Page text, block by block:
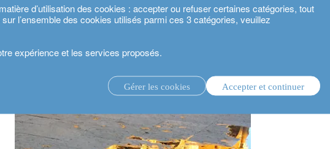
d’utilisation des cookies : accepter ou refuser certaines catégories, tout
l’ensemble des cookies utilisés parmi ces 3 catégories, veuillez
expérience et les services proposés.
Gérer les cookies Accepter et continuer
service de conseil en investissement.
: L’incertitude ne devrait pas freiner la reprise